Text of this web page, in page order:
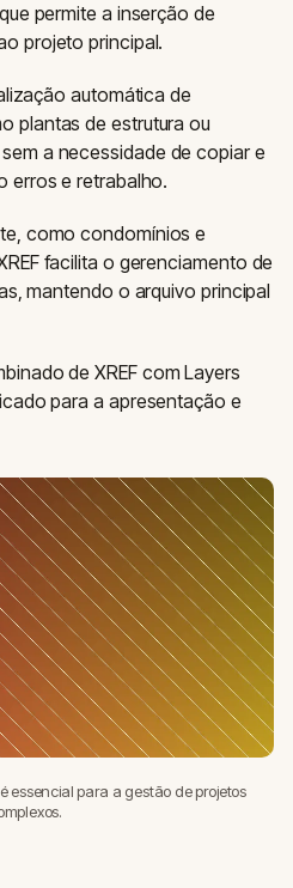
permite a inserção de
projeto principal.
automática de
plantas de estrutura ou
a necessidade de copiar e
erros e retrabalho.
como condomínios e
facilita o gerenciamento de
mantendo o arquivo principal
de XREF com Layers
para a apresentação e
essencial para a gestão de projetos